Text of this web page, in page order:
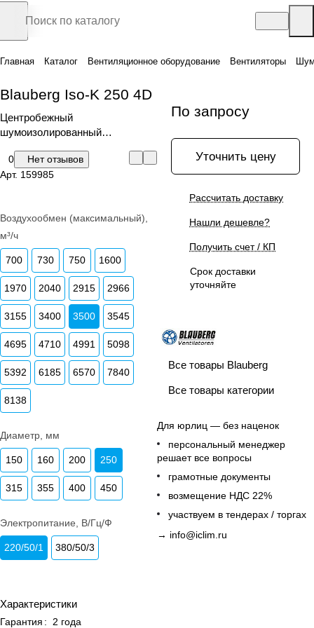
Главная Каталог Вентиляционное оборудование Вентиляторы
Blauberg Iso-K 250 4D
Центробежный
шумоизолированный
0
Нет отзывов
Арт. 159985
Воздухообмен (максимальный),
м³/ч
700 730 750 1600
1970 2040 2915 2966
3155 3400 3500 3545
4695 4710 4991 5098
5392 6185 6570 7840
8138
Диаметр, мм
150 160 200 250
315 355 400 450
Электропитание, В/Гц/Ф
220/50/1 380/50/3
Характеристики
Гарантия :
2 года
По запросу
Уточнить цену
Рассчитать доставку
Нашли дешевле?
Получить счет / КП
Срок доставки
уточняйте
Все товары Blauberg
Все товары категории
Для юрлиц — без наценок
персональный менеджер
решает все вопросы
грамотные документы
возмещение НДС 22%
участвуем в тендерах / торгах
→ info@iclim.ru